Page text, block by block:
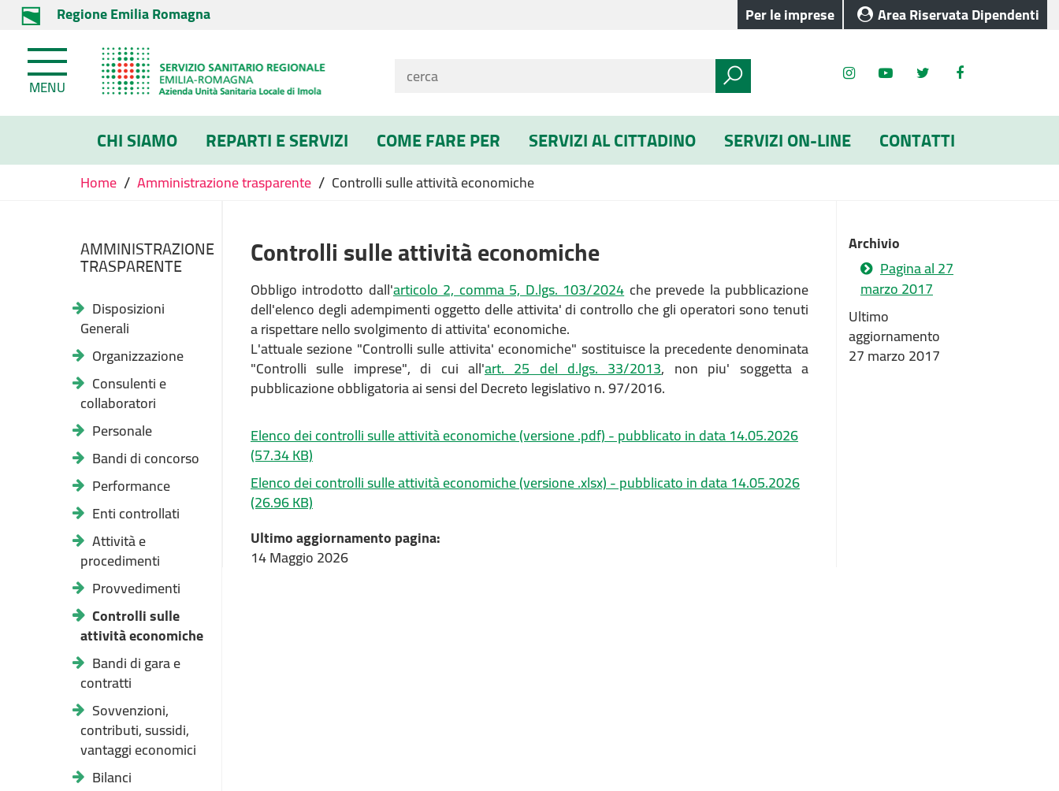
Regione Emilia Romagna Per le imprese Area Riservata Dipendenti
MENU
CHI SIAMO REPARTI E SERVIZI COME FARE PER SERVIZI AL CITTADINO SERVIZI ON-LINE CONTATTI
Home / Amministrazione trasparente / Controlli sulle attività economiche
AMMINISTRAZIONE
TRASPARENTE
Disposizioni
Generali
Organizzazione
Consulenti e
collaboratori
Personale
Bandi di concorso
Performance
Enti controllati
Attività e
procedimenti
Provvedimenti
Controlli sulle
attività economiche
Bandi di gara e
contratti
Sovvenzioni,
contributi, sussidi,
vantaggi economici
Bilanci
Controlli sulle attività economiche
Obbligo introdotto dall'articolo 2, comma 5, D.lgs. 103/2024che prevede la pubblicazione
dell'elenco degli adempimenti oggetto delle attivita' di controllo che gli operatori sono tenuti
a rispettare nello svolgimento di attivita' economiche.
L'attuale sezione "Controlli sulle attivita' economiche" sostituisce la precedente denominata
"Controlli sulle imprese", di cui all'art. 25 del d.lgs. 33/2013, non piu' soggetta a
pubblicazione obbligatoria ai sensi del Decreto legislativo n. 97/2016.
Elenco dei controlli sulle attività economiche (versione .pdf) - pubblicato in data 14.05.2026
(57.34 KB)
Elenco dei controlli sulle attività economiche (versione .xlsx) - pubblicato in data 14.05.2026
(26.96 KB)
Ultimo aggiornamento pagina:
14 Maggio 2026
Archivio
Pagina al 27
marzo 2017
Ultimo
aggiornamento
27 marzo 2017